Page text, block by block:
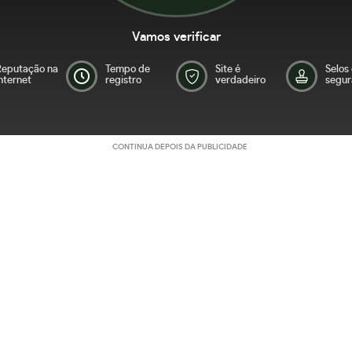
Vamos verificar
na
Tempo de
registro
Site é
verdadeiro
Selos
CONTINUA DEPOIS DA PUBLICIDADE